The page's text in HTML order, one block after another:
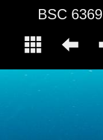
BSC 6369